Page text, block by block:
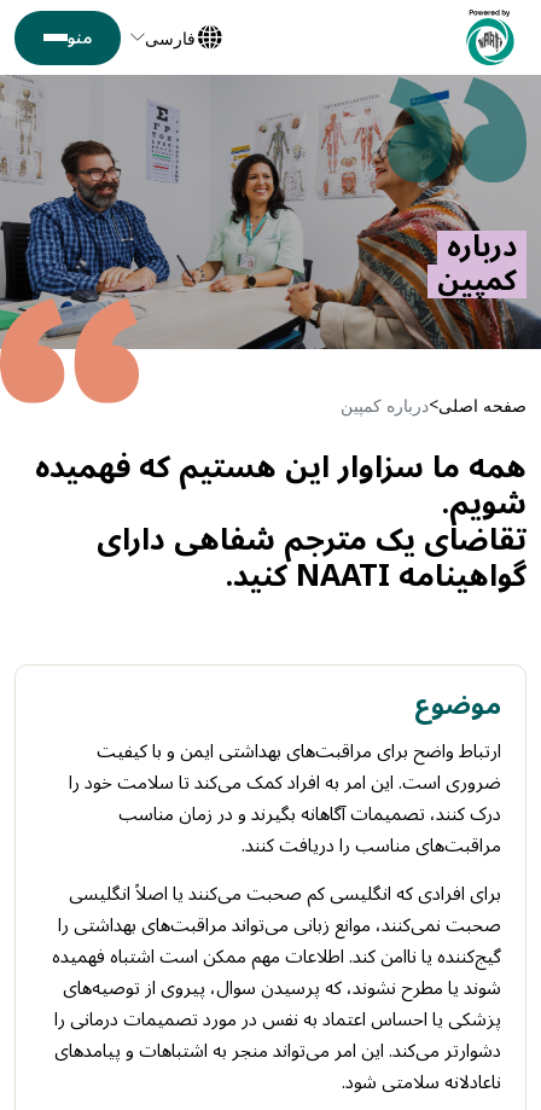
فارسی
درباره
کمپین
صفحه اصلی درباره کمپین
همه ما سزاوار این هستیم که فهمیده
شویم.
تقاضای یک مترجم شفاهی دارای
گواهینامه NAATI کنید.
موضوع
ارتباط واضح برای مراقبت‌های بهداشتی ایمن و با کیفیت
ضروری است. این امر به افراد کمک می‌کند تا سلامت خود را
درک کنند، تصمیمات آگاهانه بگیرند و در زمان مناسب
مراقبت‌های مناسب را دریافت کنند.
برای افرادی که انگلیسی کم صحبت می‌کنند یا اصلاً انگلیسی
صحبت نمی‌کنند، موانع زبانی می‌تواند مراقبت‌های بهداشتی را
گیج‌کننده یا ناامن کند. اطلاعات مهم ممکن است اشتباه فهمیده
شوند یا مطرح نشوند، که پرسیدن سوال، پیروی از توصیه‌های
پزشکی یا احساس اعتماد به نفس در مورد تصمیمات درمانی را
دشوارتر می‌کند. این امر می‌تواند منجر به اشتباهات و پیامدهای
ناعادلانه سلامتی شود.